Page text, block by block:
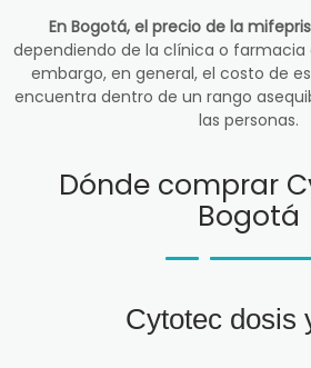
En Bogotá, el precio de la
dependiendo de la clínica o farmacia
embargo, en general, el costo de
encuentra dentro de un rango
las personas.
Dónde comprar
Bogotá
Cytotec dosis